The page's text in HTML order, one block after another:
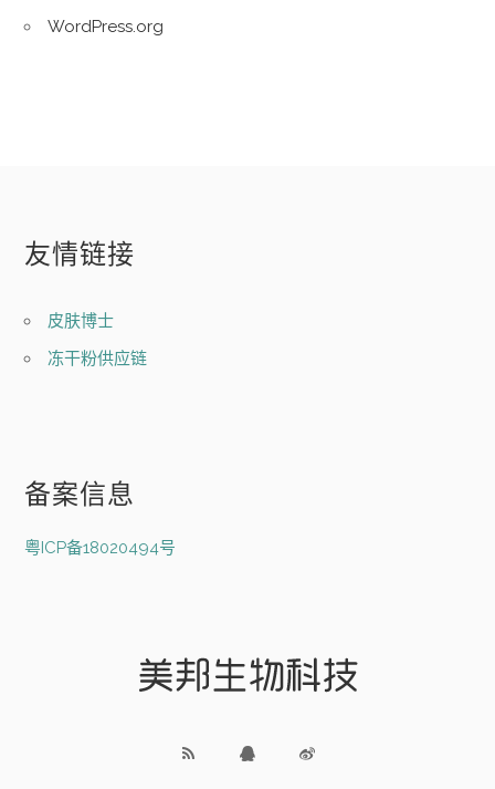
WordPress.org
友情链接
皮肤博士
冻干粉供应链
备案信息
粤ICP备18020494号